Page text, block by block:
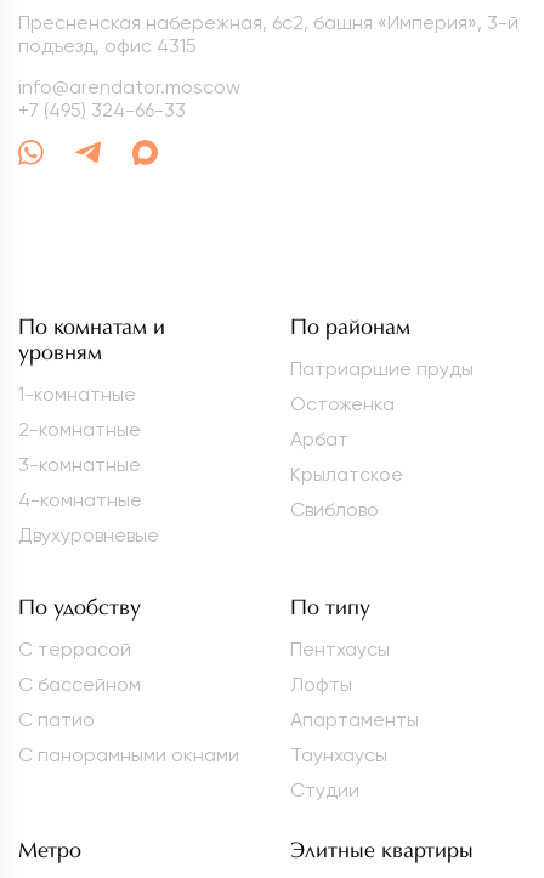
Пресненская набережная, 6с2, башня «Империя», 3-й
подъезд, офис 4315
info@arendator.moscow
+7 (495) 324-66-33
По комнатам и
уровням
1-комнатные
2-комнатные
3-комнатные
4-комнатные
Двухуровневые
По районам
Патриаршие пруды
Остоженка
Арбат
Крылатское
Свиблово
По удобству
С террасой
С бассейном
С патио
С панорамными окнами
По типу
Пентхаусы
Лофты
Апартаменты
Таунхаусы
Студии
Метро Элитные квартиры